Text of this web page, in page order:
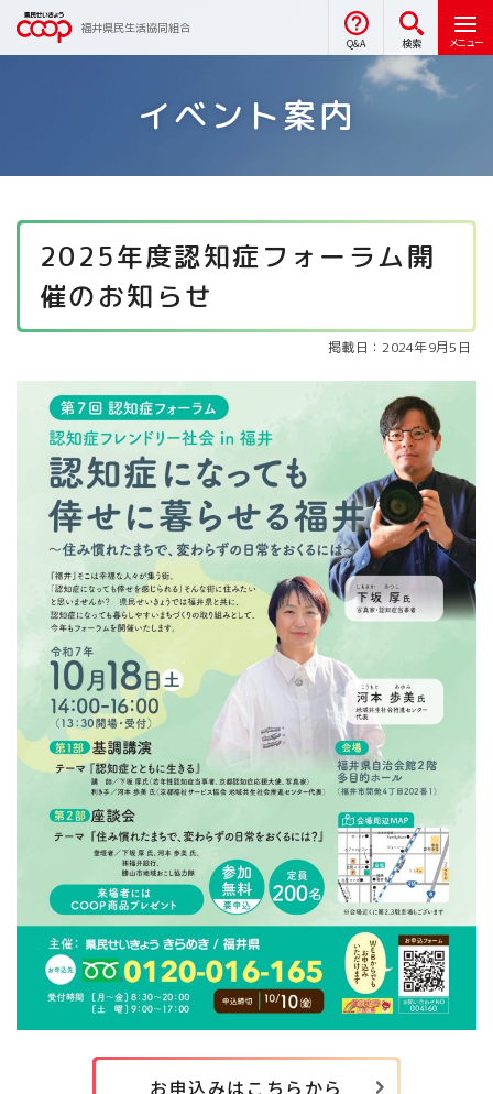
福井県民生活協同組合
Q&A 検索 メニュー
イベント案内
2025年度認知症フォーラム開
催のお知らせ
掲載日：2024年9月5日
お申込みはこちらから